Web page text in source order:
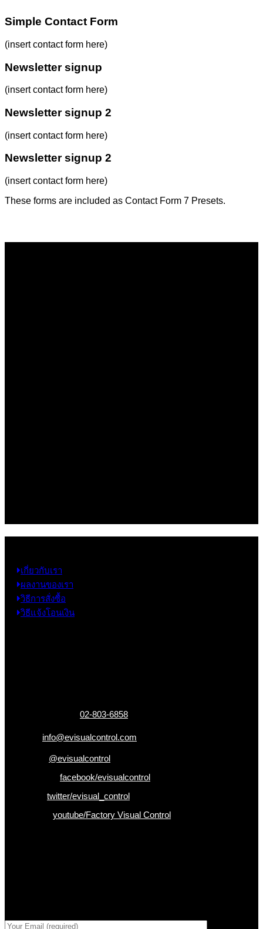
Simple Contact Form
(insert contact form here)
Newsletter signup
(insert contact form here)
Newsletter signup 2
(insert contact form here)
Newsletter signup 2
(insert contact form here)
These forms are included as Contact Form 7 Presets.
เกี่ยวกับเรา
ผลงานของเรา
วิธีการสั่งซื้อ
วิธีแจ้งโอนเงิน
02-803-6858
info@evisualcontrol.com
@evisualcontrol
facebook/evisualcontrol
twitter/evisual_control
youtube/Factory Visual Control